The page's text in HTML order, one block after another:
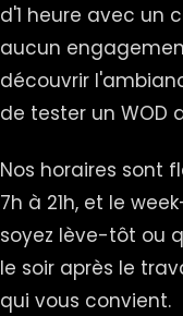
d'1 heure avec un
aucun
découvrir
de tester un WOD
Nos horaires sont
7h à 21h, et le
soyez lève-tôt ou
le soir après le
qui vous convient.